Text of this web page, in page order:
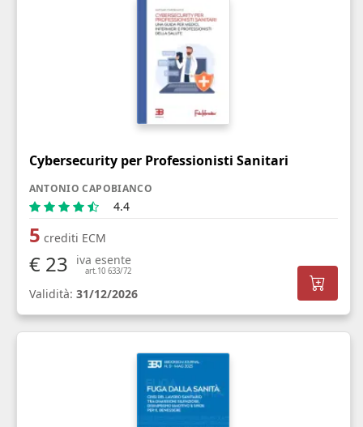
Cybersecurity per Professionisti Sanitari
ANTONIO CAPOBIANCO
4.4
5 crediti ECM
€ 23 iva esente
art.10 633/72
Validità: 31/12/2026